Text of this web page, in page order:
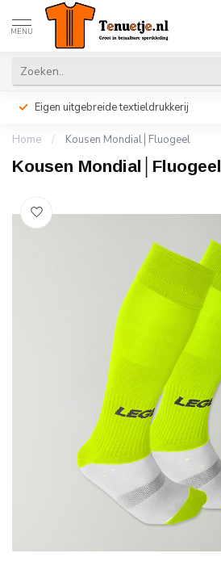
MENU
Eigen uitgebreide textieldrukkerij
Home / Kousen Mondial│Fluogeel
Kousen Mondial│Fluogeel